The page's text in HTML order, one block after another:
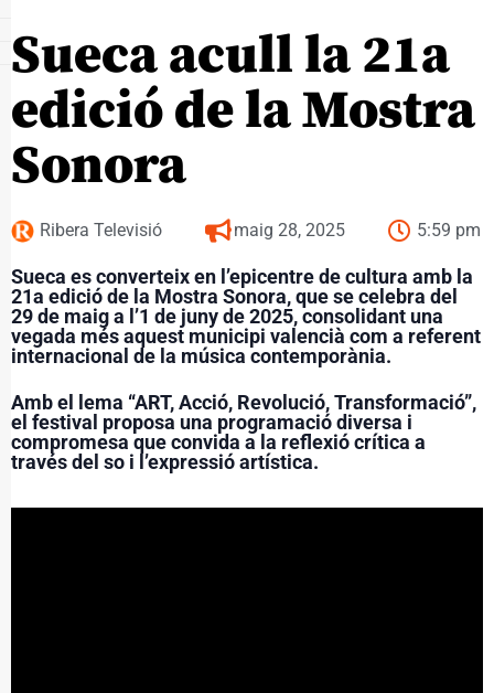
Sueca acull la 21a
edició de la Mostra
Sonora
Ribera Televisió maig 28, 2025 5:59 pm
Sueca es converteix en l’epicentre de cultura amb la
21a edició de la Mostra Sonora, que se celebra del
29 de maig a l’1 de juny de 2025, consolidant una
vegada més aquest municipi valencià com a referent
internacional de la música contemporània.
Amb el lema “ART, Acció, Revolució, Transformació”,
el festival proposa una programació diversa i
compromesa que convida a la reflexió crítica a
través del so i l’expressió artística.